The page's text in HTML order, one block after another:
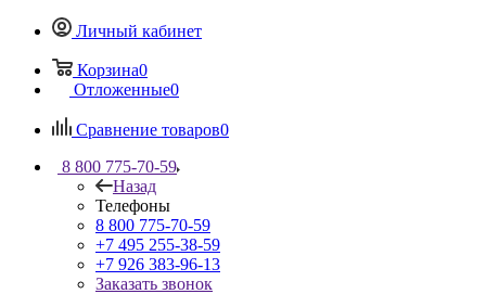
Личный кабинет
Корзина0
Отложенные0
Сравнение товаров0
8 800 775-70-59
Назад
Телефоны
8 800 775-70-59
+7 495 255-38-59
+7 926 383-96-13
Заказать звонок